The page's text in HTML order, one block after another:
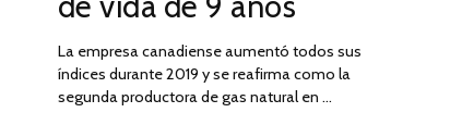
La empresa canadiense aumentó todos sus
índices durante 2019 y se reafirma como la
segunda productora de gas natural en …